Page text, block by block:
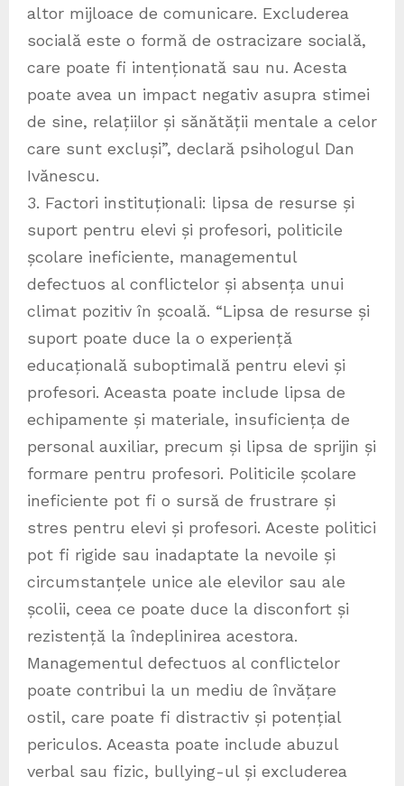
altor mijloace de comunicare. Excluderea
socială este o formă de ostracizare socială,
care poate fi intenționată sau nu. Acesta
poate avea un impact negativ asupra stimei
de sine, relațiilor și sănătății mentale a celor
care sunt excluși”, declară psihologul Dan
Ivănescu.
3. Factori instituționali: lipsa de resurse și
suport pentru elevi și profesori, politicile
școlare ineficiente, managementul
defectuos al conflictelor și absența unui
climat pozitiv în școală. “Lipsa de resurse și
suport poate duce la o experiență
educațională suboptimală pentru elevi și
profesori. Aceasta poate include lipsa de
echipamente și materiale, insuficiența de
personal auxiliar, precum și lipsa de sprijin și
formare pentru profesori. Politicile școlare
ineficiente pot fi o sursă de frustrare și
stres pentru elevi și profesori. Aceste politici
pot fi rigide sau inadaptate la nevoile și
circumstanțele unice ale elevilor sau ale
școlii, ceea ce poate duce la disconfort și
rezistență la îndeplinirea acestora.
Managementul defectuos al conflictelor
poate contribui la un mediu de învățare
ostil, care poate fi distractiv și potențial
periculos. Aceasta poate include abuzul
verbal sau fizic, bullying-ul și excluderea